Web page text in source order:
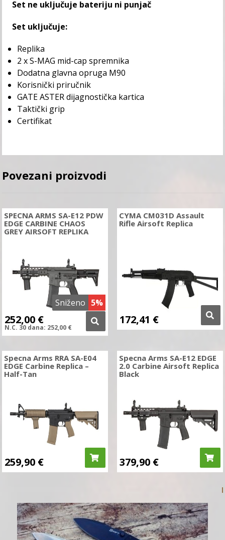
Set ne uključuje bateriju ni punjač
Set uključuje:
Replika
2 x S-MAG mid-cap spremnika
Dodatna glavna opruga M90
Korisnički priručnik
GATE ASTER dijagnostička kartica
Taktički grip
Certifikat
Povezani proizvodi
Sniženo 5%
SPECNA ARMS SA-E12 PDW
EDGE CARBINE CHAOS
GREY AIRSOFT REPLIKA
252,00 €
N.C. 30 dana: 252,00 €
CYMA CM031D Assault
Rifle Airsoft Replica
172,41 €
Specna Arms RRA SA-E04
EDGE Carbine Replica –
Half-Tan
259,90 €
Specna Arms SA-E12 EDGE
2.0 Carbine Airsoft Replica
Black
379,90 €